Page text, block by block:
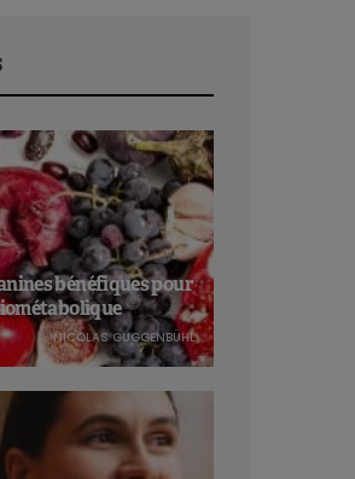
bénéfiques pour
NICOLAS GUGGENBÜHL